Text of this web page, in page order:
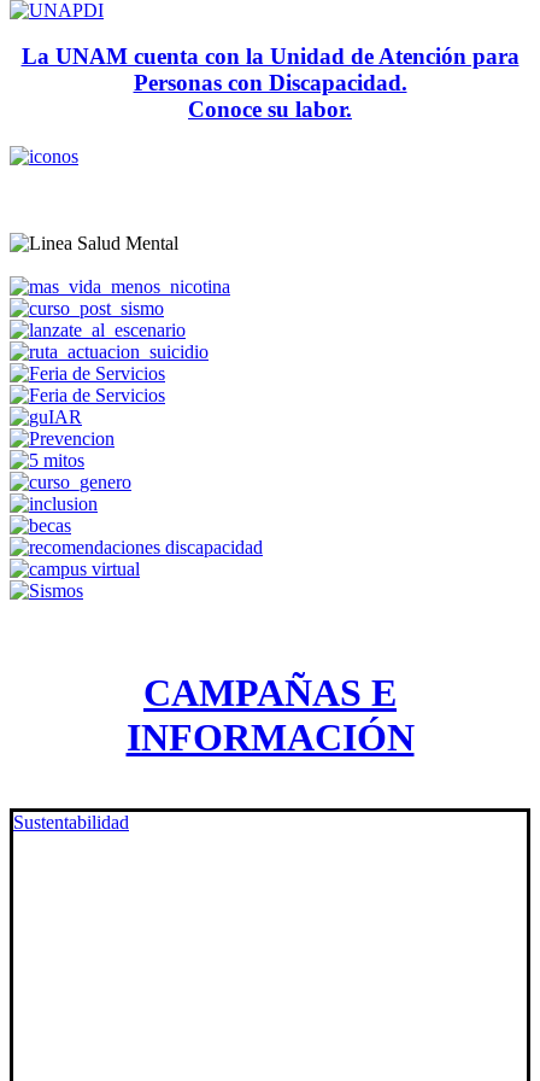
La UNAM cuenta con la Unidad de Atención para
Personas con Discapacidad.
Conoce su labor.
CAMPAÑAS E
INFORMACIÓN
Sustentabilidad